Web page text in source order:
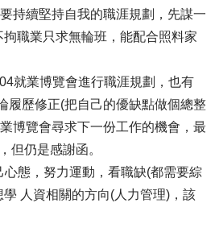
持續堅持自我的職涯規劃，先謀一
職業只求無輪班，能配合照料家
就業博覽會進行職涯規劃，也有
履歷修正(把自己的優缺點做個總整
博覽會尋求下一份工作的機會，最
但仍是感謝函。
態，努力運動，看職缺(都需要綜
人資相關的方向(人力管理)，該